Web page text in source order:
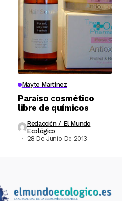
Mayte Martínez
Paraíso cosmético
libre de químicos
Redacción / El Mundo
Ecológico
28 De Junio De 2013